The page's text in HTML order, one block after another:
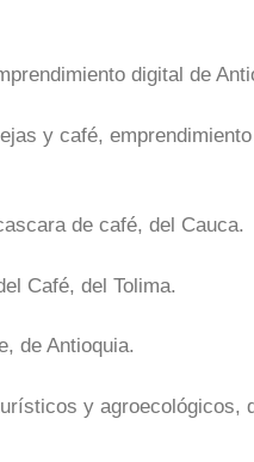
digital de
y café,
de café, del Cauca.
Café, del Tolima.
de Antioquia.
y agroecológicos,